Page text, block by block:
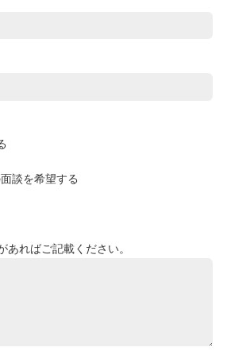
談を希望する
あればご記載ください。